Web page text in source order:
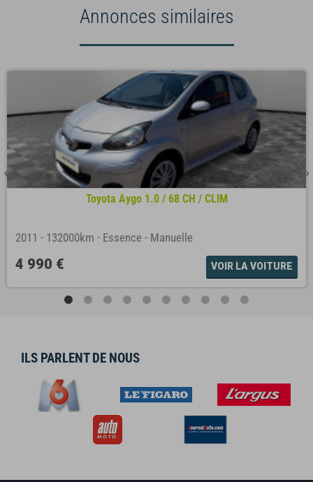
Annonces similaires
Toyota Aygo 1.0 / 68 CH / CLIM
2011 - 132000km - Essence - Manuelle
4 990 € VOIR LA VOITURE
ILS PARLENT DE NOUS